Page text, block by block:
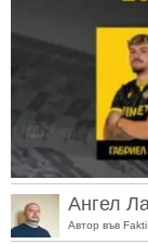
Ангел
Автор във